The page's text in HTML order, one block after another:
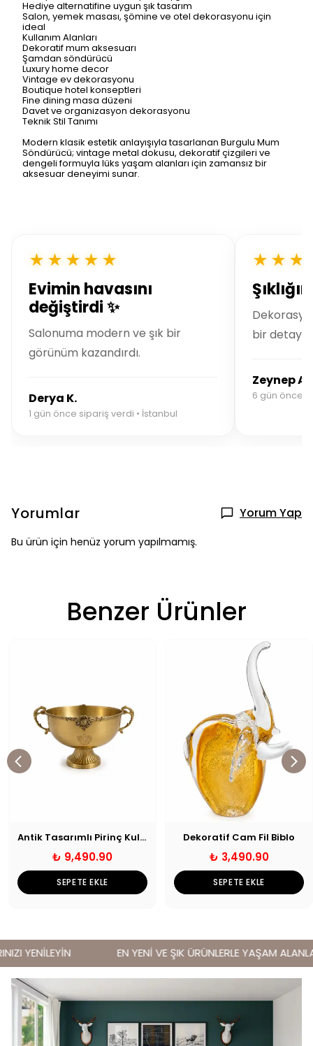
Hediye alternatifine uygun şık tasarım
Salon, yemek masası, şömine ve otel dekorasyonu için
ideal
Kullanım Alanları
Dekoratif mum aksesuarı
Şamdan söndürücü
Luxury home decor
Vintage ev dekorasyonu
Boutique hotel konseptleri
Fine dining masa düzeni
Davet ve organizasyon dekorasyonu
Teknik Stil Tanımı
Modern klasik estetik anlayışıyla tasarlanan Burgulu Mum
Söndürücü; vintage metal dokusu, dekoratif çizgileri ve
dengeli formuyla lüks yaşam alanları için zamansız bir
aksesuar deneyimi sunar.
★★★★★
Evimin havasını
değiştirdi ✨
Salonuma modern ve şık bir
görünüm kazandırdı.
Derya K.
1 gün önce sipariş verdi • İstanbul
bir detay.
Zeynep A.
6 gün önce
Yorumlar Yorum Yap
Bu ürün için henüz yorum yapılmamış.
Benzer Ürünler
Antik Tasarımlı Pirinç Kulplu Dekoratif Kase
₺ 9,490.90
SEPETE EKLE
Dekoratif Cam Fil Biblo
₺ 3,490.90
SEPETE EKLE
YENİLEYİN EN YENİ VE ŞIK ÜRÜNLERLE YAŞAM